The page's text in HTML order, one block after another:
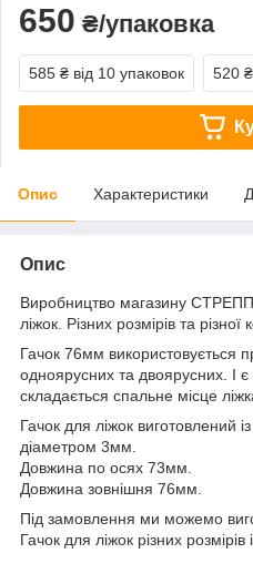
650 ₴/упаковка
585 ₴ від 10 упаковок 520 ₴
Опис Характеристики
Опис
Виробництво магазину
ліжок. Різних розмірів та різної
Гачок 76мм використовується
одноярусних та двоярусних. І
складається спальне місце
Гачок для ліжок виготовлений
діаметром 3мм.
Довжина по осях 73мм.
Довжина зовнішня 76мм.
Під замовлення ми можемо
Гачок для ліжок різних розмірів